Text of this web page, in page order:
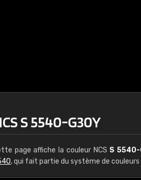
S 5540-G30Y
page affiche la couleur NCS S 5540-
, qui fait partie du système de couleurs